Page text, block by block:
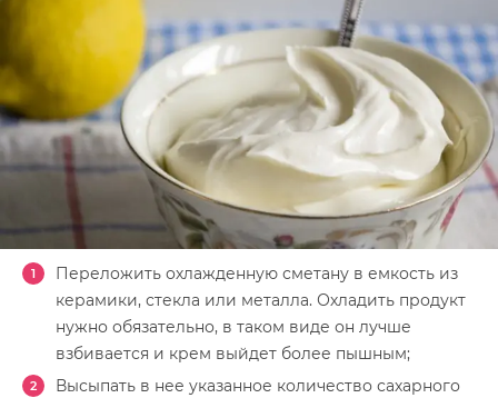
Переложить охлажденную сметану в емкость из
керамики, стекла или металла. Охладить продукт
нужно обязательно, в таком виде он лучше
взбивается и крем выйдет более пышным;
Высыпать в нее указанное количество сахарного